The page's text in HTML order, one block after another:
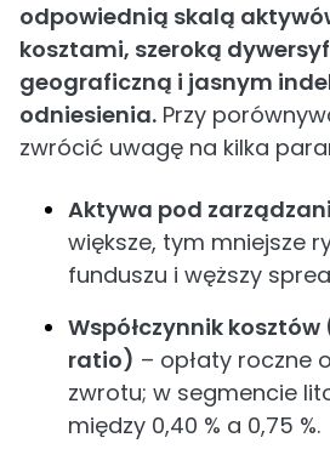
odpowiednią skalą
kosztami, szeroką
geograficzną i jasnym
odniesienia. Przy
zwrócić uwagę na kilka
Aktywa pod
większe, tym mniejsze
funduszu i węższy
Współczynnik kosztów
ratio) – opłaty roczne
zwrotu; w segmencie
między 0,40 % a 0,75 %.